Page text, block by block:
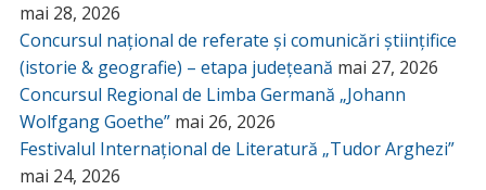
mai 28, 2026
Concursul național de referate și comunicări științifice
(istorie & geografie) – etapa județeană mai 27, 2026
Concursul Regional de Limba Germană „Johann
Wolfgang Goethe” mai 26, 2026
Festivalul Internațional de Literatură „Tudor Arghezi”
mai 24, 2026